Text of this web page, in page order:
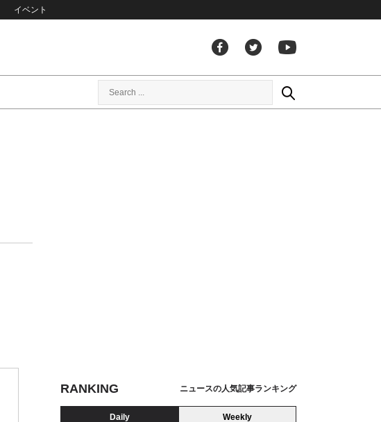
イベント
RANKING ニュースの人気記事ランキング
Daily Weekly